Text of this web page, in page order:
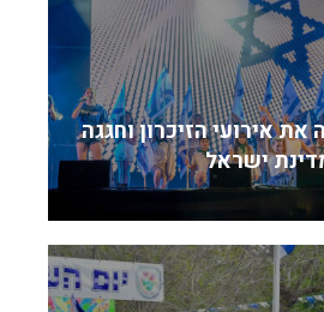
את אירועי הזיכרון וחגגה